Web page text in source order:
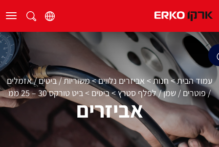
עמוד הבית>חנות> אביזרים נלווים>משוריות / ביטים / אזמלים
/ פוטרים / שמן / לפלף סטרץ>ביטים > ביט טורקס 30 – 25 ממ
אביזרים